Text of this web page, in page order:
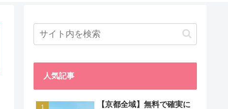
人気記事
【京都全域】無料で確実に